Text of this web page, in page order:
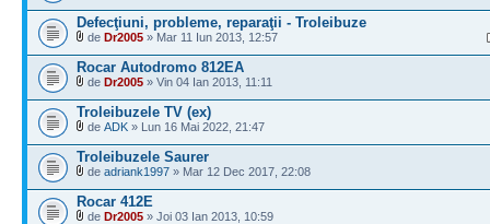
Defecţiuni, probleme, reparaţii - Troleibuze
de Dr2005 » Mar 11 Iun 2013, 12:57
Rocar Autodromo 812EA
de Dr2005 » Vin 04 Ian 2013, 11:11
Troleibuzele TV (ex)
de ADK » Lun 16 Mai 2022, 21:47
Troleibuzele Saurer
de adriank1997 » Mar 12 Dec 2017, 22:08
Rocar 412E
de Dr2005 » Joi 03 Ian 2013, 10:59